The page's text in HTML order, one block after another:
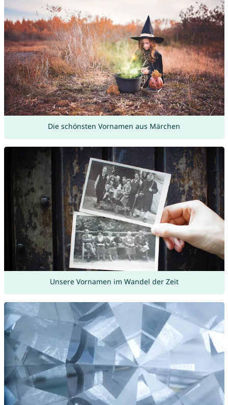
Die schönsten Vornamen aus Märchen
Unsere Vornamen im Wandel der Zeit